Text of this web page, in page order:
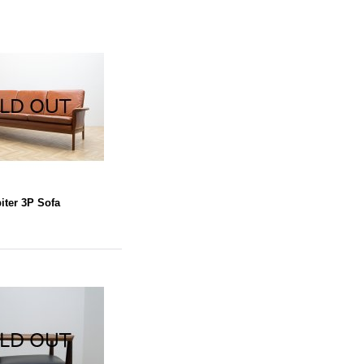
3P Sofa